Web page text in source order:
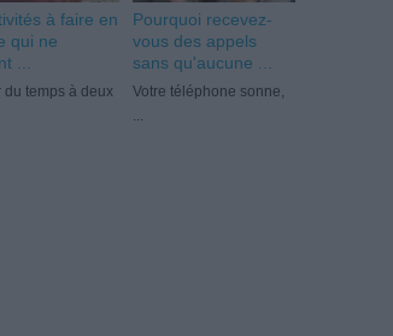
à faire en
qui ne
...
du temps à deux
Pourquoi recevez-
vous des appels
sans qu'aucune ...
Votre téléphone sonne,
...